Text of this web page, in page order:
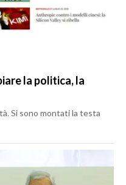
la politica, la
Si sono montati la testa